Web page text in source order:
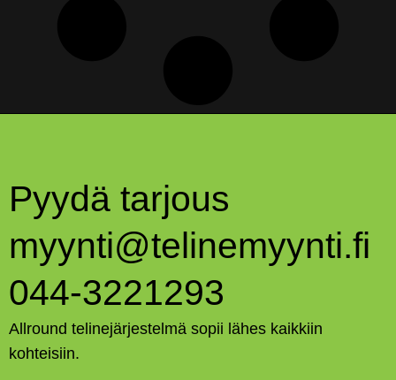
Pyydä tarjous
myynti@telinemyynti.fi
044-3221293
Allround telinejärjestelmä sopii lähes kaikkiin
kohteisiin.